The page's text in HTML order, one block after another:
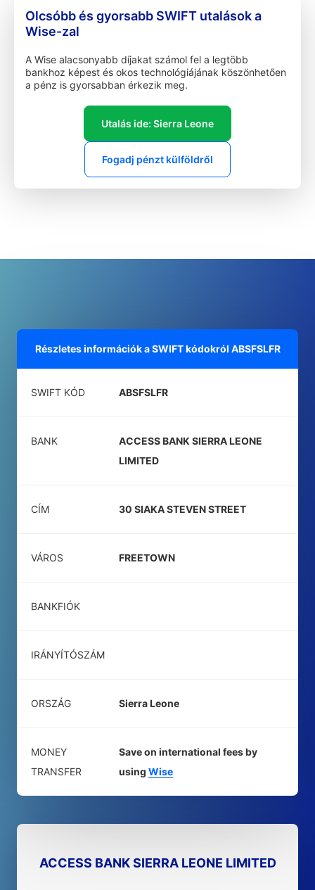
Olcsóbb és gyorsabb SWIFT utalások a
Wise-zal
A Wise alacsonyabb díjakat számol fel a legtöbb
bankhoz képest és okos technológiájának köszönhetően
a pénz is gyorsabban érkezik meg.
Utalás ide: Sierra Leone
Fogadj pénzt külföldről
Részletes információk a SWIFT kódokról ABSFSLFR
SWIFT KÓD ABSFSLFR
BANK
ACCESS BANK SIERRA LEONE
LIMITED
CÍM 30 SIAKA STEVEN STREET
VÁROS FREETOWN
BANKFIÓK
IRÁNYÍTÓSZÁM
ORSZÁG Sierra Leone
MONEY
TRANSFER
Save on international fees by
using Wise
ACCESS BANK SIERRA LEONE LIMITED